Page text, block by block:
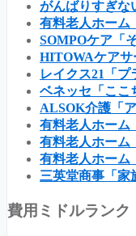
がんばりすぎな
有料老人ホーム
SOMPOケア「
HITOWAケアサ
レイクス21「プ
ベネッセ「ここ
ALSOK介護「ア
有料老人ホーム
有料老人ホーム
有料老人ホーム
三英堂商事「家
費用ミドルランク